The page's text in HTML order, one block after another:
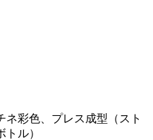
ネ彩色、プレス成型（スト
ル）